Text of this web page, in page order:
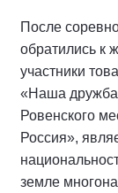
После
обратились к
участники
«Наша
Ровенского
Россия»,
земле